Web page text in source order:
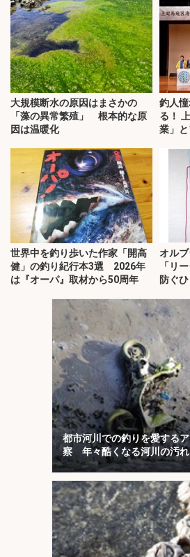
大規模断水の原因はまさかの
「藻の異常繁殖」 根本的な原
因は温暖化
釣人
る！
業」
世界中を釣り歩いた作家「開高
健」の釣り紀行本3選 2026年
は『オーパ』取材から50周年
オル
「リ
防ぐ
都市河川での釣りを愛する
察 年々酷くなる河川の汚
とう